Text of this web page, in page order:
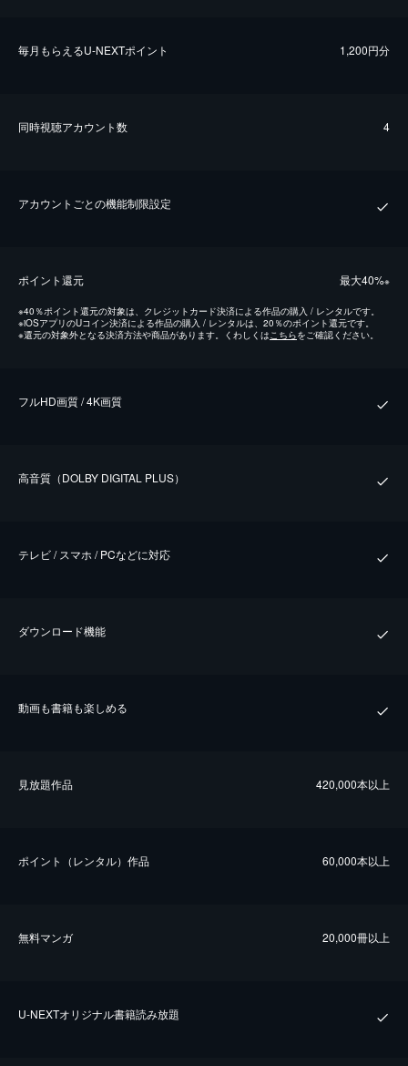
毎⽉もらえるU-NEXTポイント 1,200円分
同時視聴アカウント数 4
アカウントごとの機能制限設定
ポイント還元 最⼤40%※
※40％ポイント還元の対象は、クレジットカード決済による作品の購入 / レンタルです。
※iOSアプリのUコイン決済による作品の購入 / レンタルは、20％のポイント還元です。
※還元の対象外となる決済方法や商品があります。くわしくは こちらをご確認ください。
フルHD画質 / 4K画質
⾼⾳質（DOLBY DIGITAL PLUS）
テレビ / スマホ / PCなどに対応
ダウンロード機能
動画も書籍も楽しめる
⾒放題作品 420,000本以上
ポイント（レンタル）作品 60,000本以上
無料マンガ 20,000冊以上
U-NEXTオリジナル書籍読み放題